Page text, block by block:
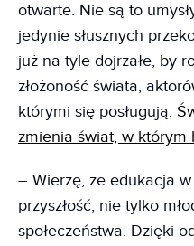
otwarte. Nie są to
jedynie słusznych
już na tyle dojrzałe, by
złożoność świata,
którymi się posługują.
zmienia świat, w którym
– Wierzę, że edukacja
przyszłość, nie tylko
społeczeństwa. Dzięki